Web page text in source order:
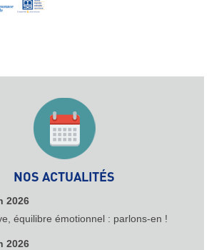
NOS ACTUALITÉS
2026
équilibre émotionnel : parlons-en !
2026